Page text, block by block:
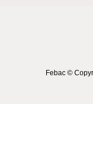
Febac ©